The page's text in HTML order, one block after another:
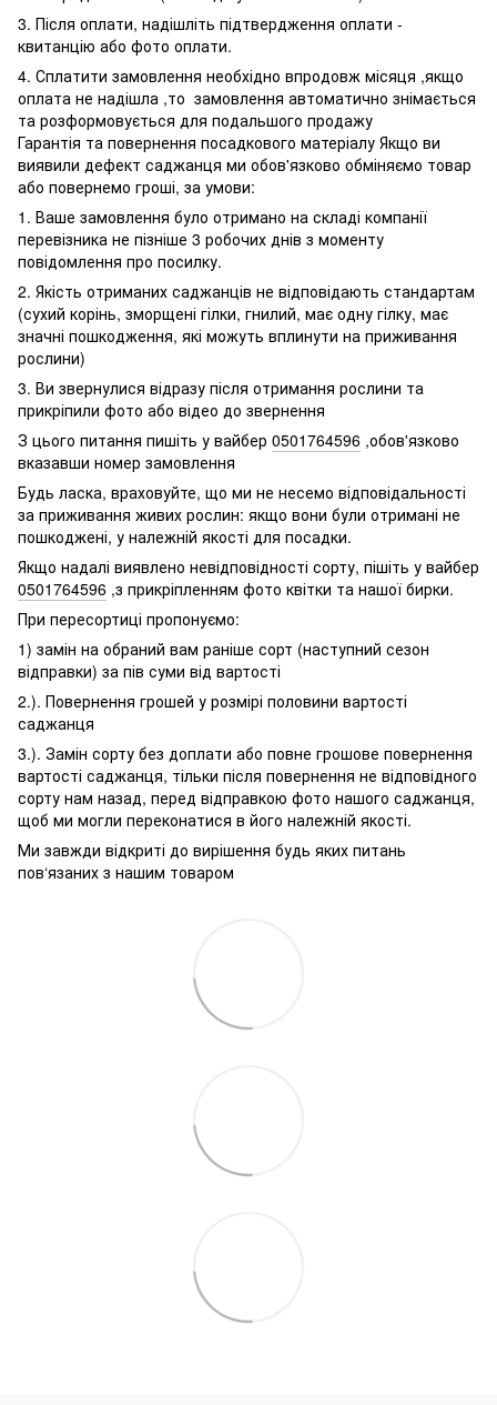
3. Після оплати, надішліть підтвердження оплати -
квитанцію або фото оплати.
4. Сплатити замовлення необхідно впродовж місяця ,якщо
оплата не надішла ,то замовлення автоматично знімається
та розформовується для подальшого продажу
Гарантія та повернення посадкового матеріалу Якщо ви
виявили дефект саджанця ми обов'язково обміняємо товар
або повернемо гроші, за умови:
1. Ваше замовлення було отримано на складі компанії
перевізника не пізніше 3 робочих днів з моменту
повідомлення про посилку.
2. Якість отриманих саджанців не відповідають стандартам
(сухий корінь, зморщені гілки, гнилий, має одну гілку, має
значні пошкодження, які можуть вплинути на приживання
рослини)
3. Ви звернулися відразу після отримання рослини та
прикріпили фото або відео до звернення
З цього питання пишіть у вайбер 0501764596 ,обов'язково
вказавши номер замовлення
Будь ласка, враховуйте, що ми не несемо відповідальності
за приживання живих рослин: якщо вони були отримані не
пошкоджені, у належній якості для посадки.
Якщо надалі виявлено невідповідності сорту, пішіть у вайбер
0501764596 ,з прикріпленням фото квітки та нашої бирки.
При пересортиці пропонуємо:
1) замін на обраний вам раніше сорт (наступний сезон
відправки) за пів суми від вартості
2.). Повернення грошей у розмірі половини вартості
саджанця
3.). Замін сорту без доплати або повне грошове повернення
вартості саджанця, тільки після повернення не відповідного
сорту нам назад, перед відправкою фото нашого саджанця,
щоб ми могли переконатися в його належній якості.
Ми завжди відкриті до вирішення будь яких питань
пов‘язаних з нашим товаром